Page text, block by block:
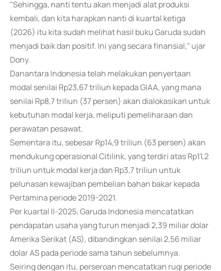
"Sehingga, nanti tentu akan menjadi alat produksi
kembali, dan kita harapkan nanti di kuartal ketiga
(2026) itu kita sudah melihat hasil buku Garuda sudah
menjadi baik dan positif. Ini yang secara finansial," ujar
Dony.
Danantara Indonesia telah melakukan penyertaan
modal senilai Rp23,67 triliun kepada GIAA, yang mana
senilai Rp8,7 triliun (37 persen) akan dialokasikan untuk
kebutuhan modal kerja, meliputi pemeliharaan dan
perawatan pesawat.
Sementara itu, sebesar Rp14,9 triliun (63 persen) akan
mendukung operasional Citilink, yang terdiri atas Rp11,2
triliun untuk modal kerja dan Rp3,7 triliun untuk
pelunasan kewajiban pembelian bahan bakar kepada
Pertamina periode 2019-2021.
Per kuartal II-2025, Garuda Indonesia mencatatkan
pendapatan usaha yang turun menjadi 2,39 miliar dolar
Amerika Serikat (AS), dibandingkan senilai 2,56 miliar
dolar AS pada periode sama tahun sebelumnya.
Seiring dengan itu, perseroan mencatatkan rugi periode